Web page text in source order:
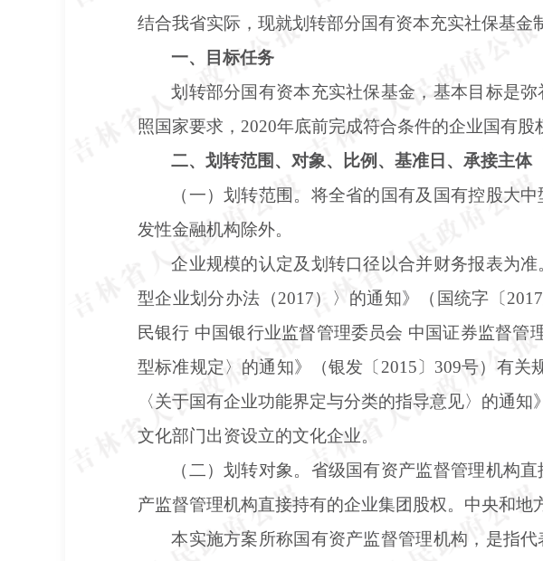
结合我省实际，现就划转部分国有资本充实社保基金
一、目标任务
划转部分国有资本充实社保基金，基本目标是
照国家要求， 2020年底前完成符合条件的企业国有股
二、划转范围、对象、比例、基准日、承接主体
（一）划转范围。将全省的国有及国有控股大
发性金融机构除外。
企业规模的认定及划转口径以合并财务报表为
型企业划分办法（2017）〉的通知》（国统字〔
民银行 中国银行业监督管理委员会 中国证券监督管
型标准规定〉的通知》（银发〔2015〕309号）有
〈关于国有企业功能界定与分类的指导意见〉的通
文化部门出资设立的文化企业。
（二）划转对象。省级国有资产监督管理机构
产监督管理机构直接持有的企业集团股权。中央和地
本实施方案所称国有资产监督管理机构，是指